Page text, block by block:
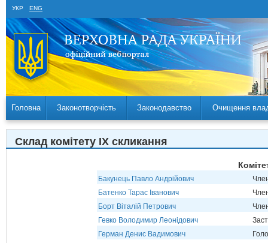
УКР ENG
Головна Законотворчість Законодавство Очищення
Склад комітету IX скликання
Бакунець Павло Андрійович
Батенко Тарас Іванович
Борт Віталій Петрович
Гевко Володимир Леонідович
Герман Денис Вадимович